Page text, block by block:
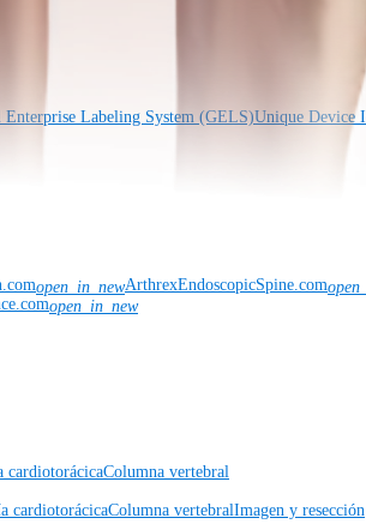
Enterprise Labeling System (GELS)Unique Device
open_in_newArthrexEndoscopicSpine.com
open_in_new
cardiotorácicaColumna vertebral
cardiotorácicaColumna vertebralImagen y resección